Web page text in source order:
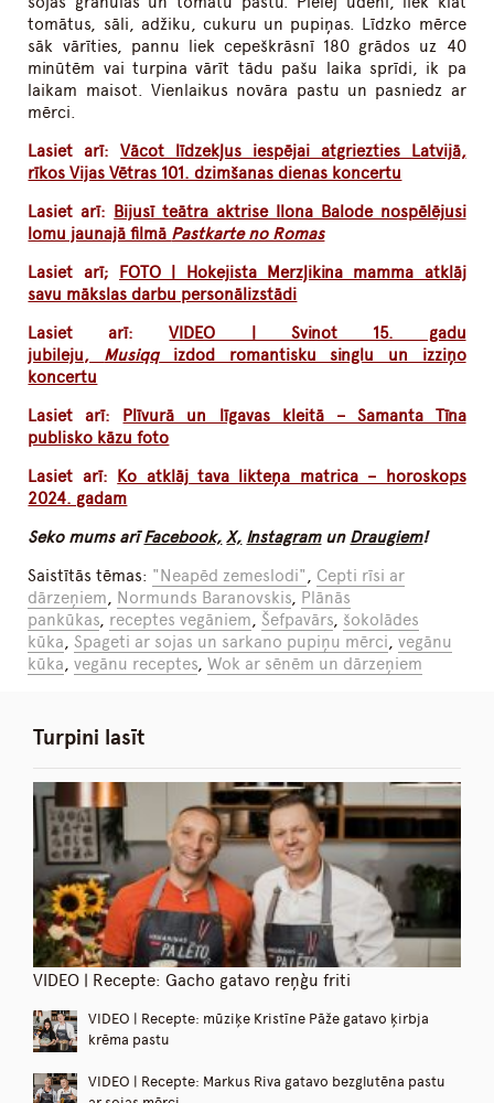
tomātus, sāli, adžiku, cukuru un pupiņas. Līdzko mērce
sāk vārīties, pannu liek cepeškrāsnī 180 grādos uz 40
minūtēm vai turpina vārīt tādu pašu laika sprīdi, ik pa
laikam maisot. Vienlaikus novāra pastu un pasniedz ar
mērci.
Lasiet arī:Vācot līdzekļus iespējai atgriezties Latvijā,
rīkos Vijas Vētras 101. dzimšanas dienas koncertu
Lasiet arī:
Bijusī teātra aktrise Ilona Balode nospēlējusi
lomu jaunajā filmā Pastkarte no Romas
Lasiet arī;
FOTO | Hokejista Merzļikina mamma atklāj
savu mākslas darbu personālizstādi
Lasiet arī:VIDEO | Svinot 15. gadu
jubileju, Musiqqizdod romantisku singlu un izziņo
koncertu
Lasiet arī:
Plīvurā un līgavas kleitā – Samanta Tīna
publisko kāzu foto
Lasiet arī:
Ko atklāj tava likteņa matrica – horoskops
2024. gadam
Seko mums arīFacebook, X, Instagramun Draugiem!
Saistītās tēmas: "Neapēd zemeslodi", Cepti rīsi ar
dārzeņiem, Normunds Baranovskis, Plānās
pankūkas, receptes vegāniem,Šefpavārs, šokolādes
kūka,Spageti ar sojas un sarkano pupiņu mērci,vegānu
kūka,vegānu receptes,Wok ar sēnēm un dārzeņiem
Turpini lasīt
VIDEO | Recepte: Gacho gatavo reņģu friti
VIDEO | Recepte: mūziķe Kristīne Pāže gatavo ķirbja
krēma pastu
VIDEO | Recepte: Markus Riva gatavo bezglutēna pastu